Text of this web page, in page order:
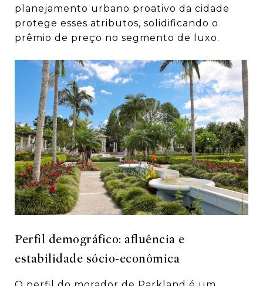
planejamento urbano proativo da cidade
protege esses atributos, solidificando o
prêmio de preço no segmento de luxo.
Perfil demográfico: afluência e
estabilidade sócio-econômica